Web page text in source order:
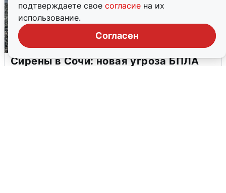
подтверждаете свое согласие на их
использование.
Согласен
Сирены в Сочи: новая угроза БПЛА